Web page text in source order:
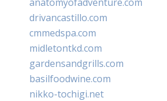
drivancastillo.com
cmmedspa.com
midletontkd.com
gardensandgrills.com
basilfoodwine.com
nikko-tochigi.net